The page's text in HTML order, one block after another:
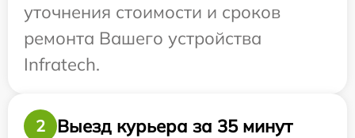
уточнения стоимости и сроков
ремонта Вашего устройства
Infratech.
2
Выезд курьера за 35 минут